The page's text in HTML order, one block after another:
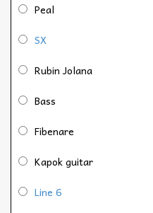
Peal
SX
Rubin Jolana
Bass
Fibenare
Kapok guitar
Line 6